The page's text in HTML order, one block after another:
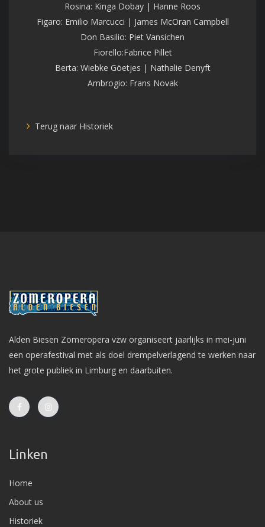
Rosina: Kinga Dobay | Hanne Roos
Figaro: Emilio Marcucci | James McOran Campbell
Don Basilio: Piet Vansichen
Fiorello:Fabrice Pillet
Berta: Wiebke Göetjes | Nathalie Denyft
Ambrogio: Frans Novak
Terug naar Historiek
Alden Biesen Zomeropera vzw organiseert jaarlijks in mei-juni
een operafestival met als doel drempelverlagend te werken naar
het grote publiek in Limburg en daarbuiten.
Linken
Home
About us
Historiek